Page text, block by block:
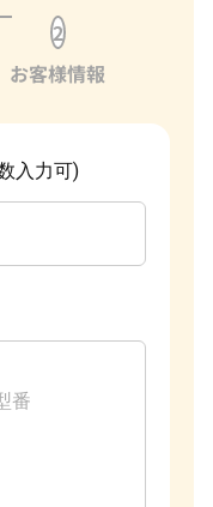
2
お客様情報
入力可)